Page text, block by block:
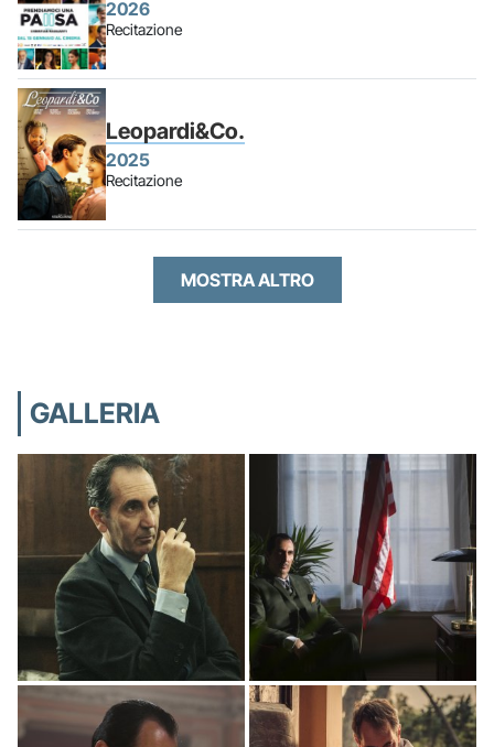
2026
Recitazione
Leopardi&Co.
2025
Recitazione
MOSTRA ALTRO
GALLERIA